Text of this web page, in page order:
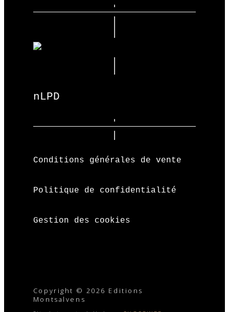
nLPD
Conditions générales de vente
Politique de confidentialité
Gestion des cookies
Copyright © 2026 Editions
Montsalvens